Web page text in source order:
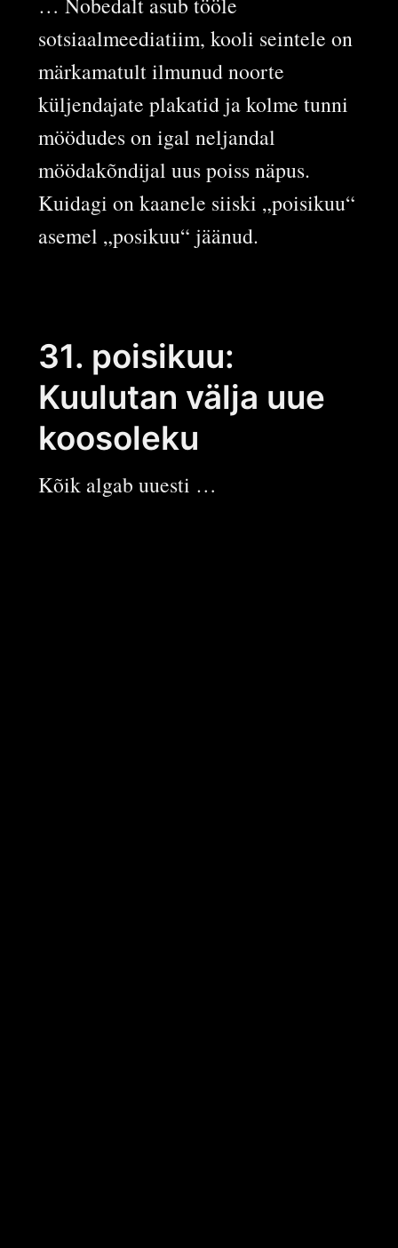
sotsiaalmeediatiim, kooli seintele on
märkamatult ilmunud noorte
küljendajate plakatid ja kolme tunni
möödudes on igal neljandal
möödakõndijal uus poiss näpus.
Kuidagi on kaanele siiski „poisikuu“
asemel „posikuu“ jäänud.
31. poisikuu:
Kuulutan välja uue
koosoleku
Kõik algab uuesti …